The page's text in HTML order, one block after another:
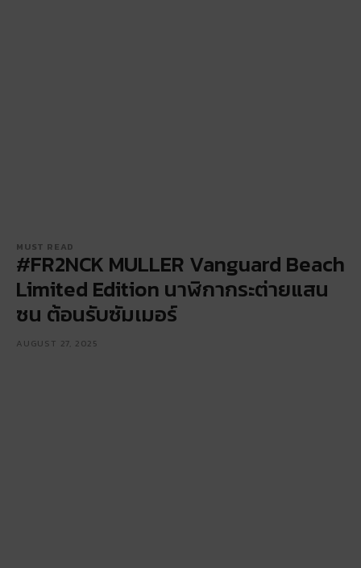
MUST READ
#FR2NCK MULLER Vanguard Beach
Limited Edition นาฬิกากระต่ายแสน
ซน ต้อนรับซัมเมอร์
AUGUST 27, 2025